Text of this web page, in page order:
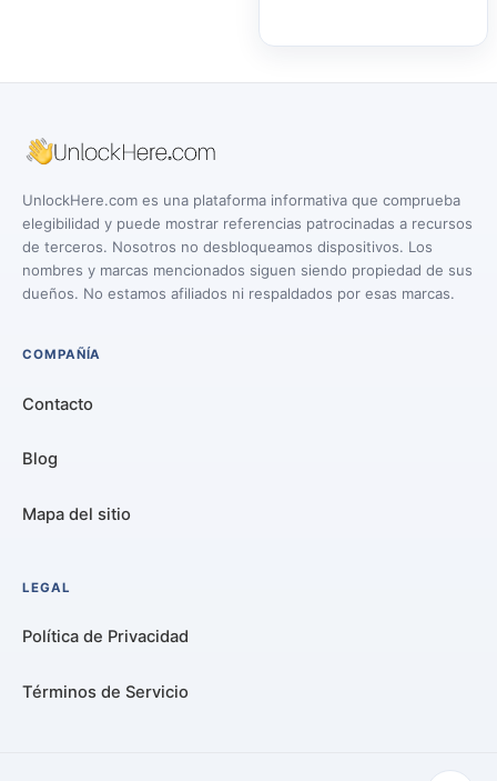
UnlockHere.com es una plataforma informativa que comprueba
elegibilidad y puede mostrar referencias patrocinadas a recursos
de terceros. Nosotros no desbloqueamos dispositivos. Los
nombres y marcas mencionados siguen siendo propiedad de sus
dueños. No estamos afiliados ni respaldados por esas marcas.
COMPAÑÍA
Contacto
Blog
Mapa del sitio
LEGAL
Política de Privacidad
Términos de Servicio